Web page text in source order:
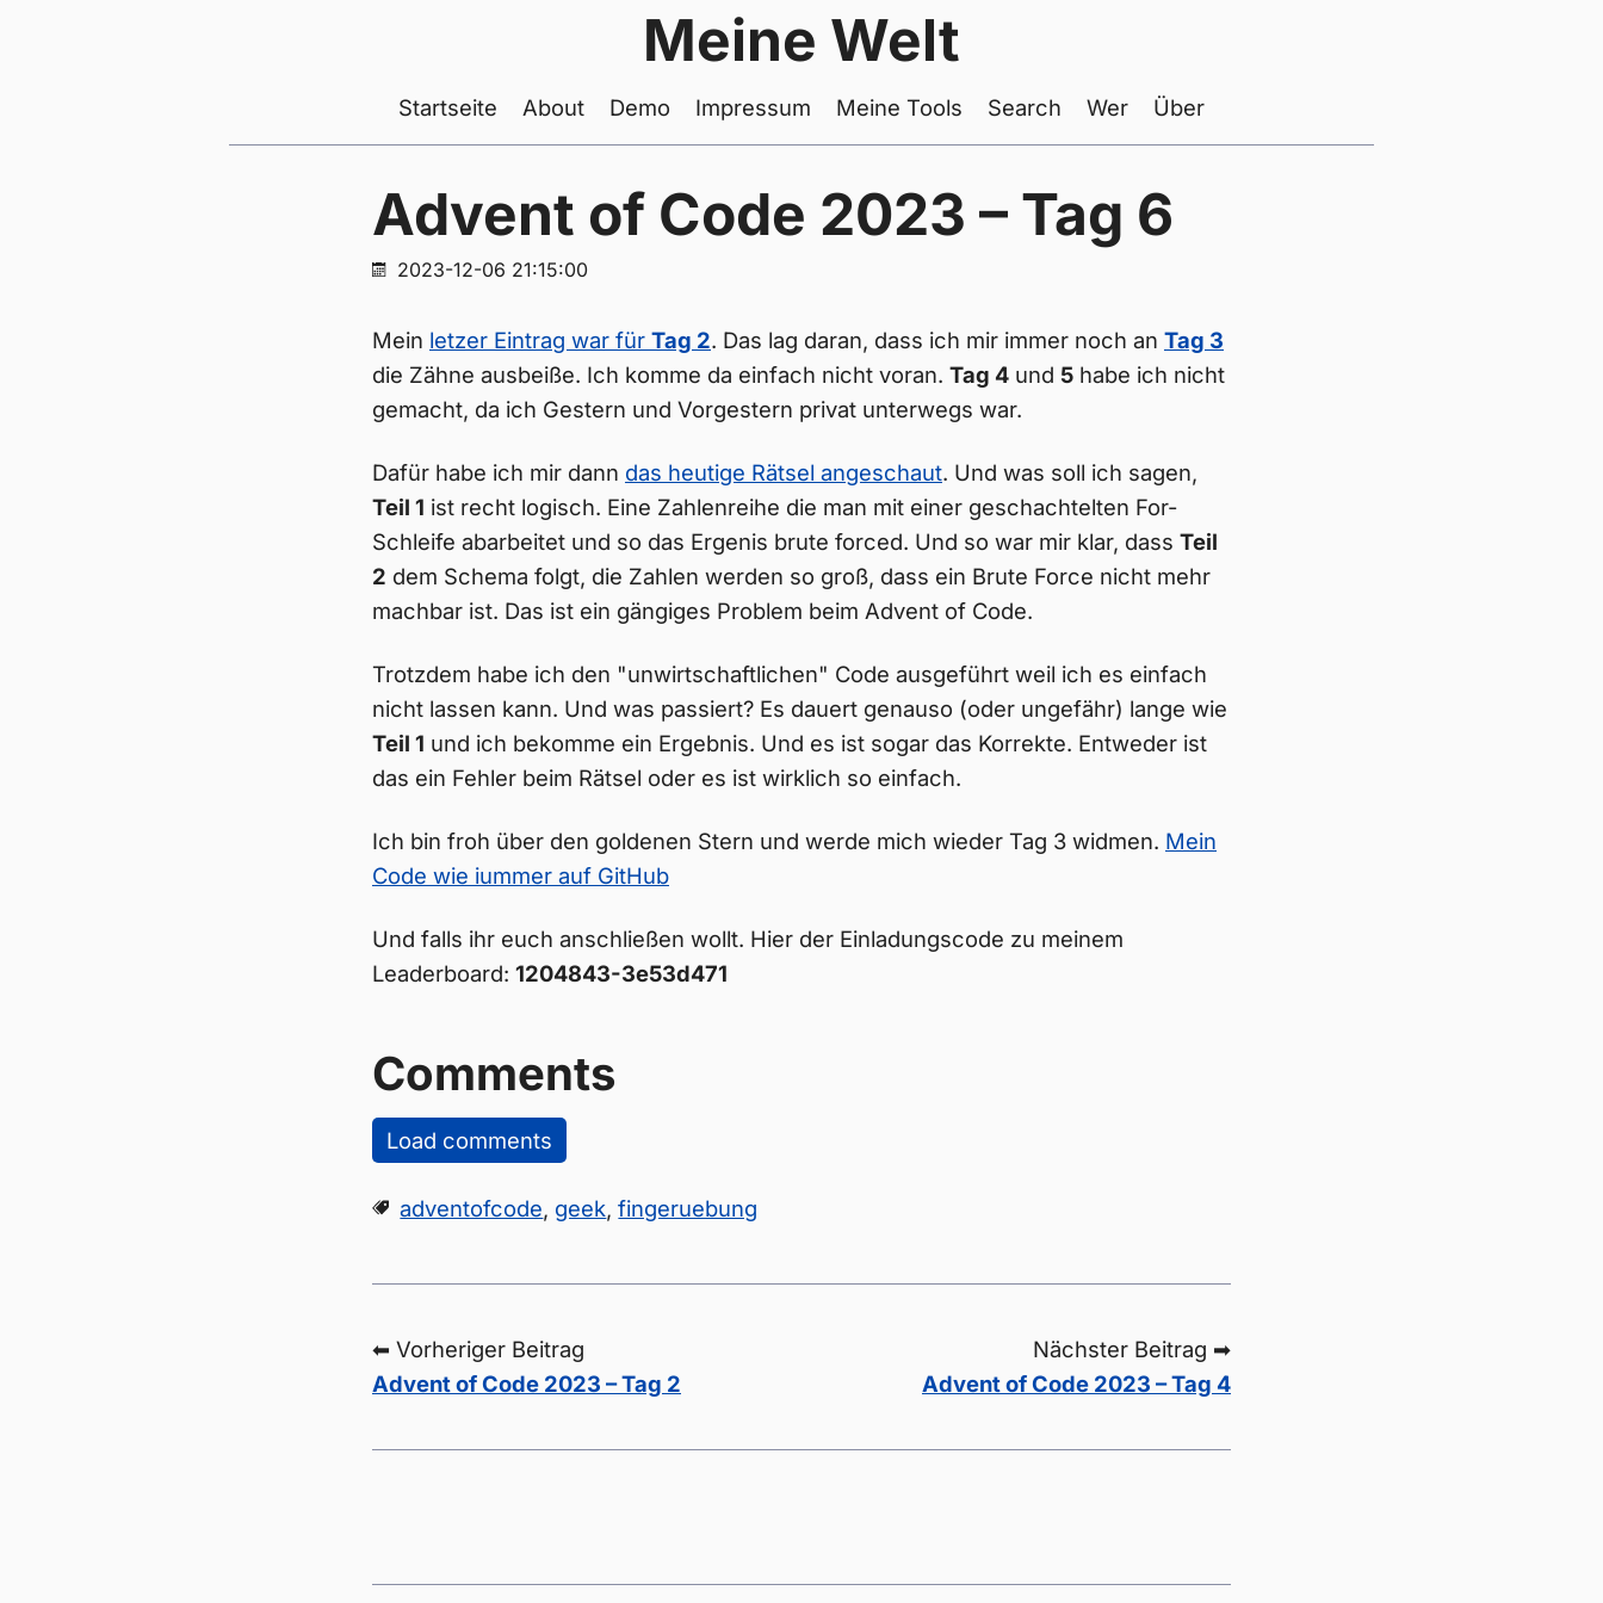
Meine Welt
Startseite About Demo Impressum Meine Tools Search Wer Über
Advent of Code 2023 – Tag 6
2023-12-06 21:15:00
Mein letzer Eintrag war für Tag 2. Das lag daran, dass ich mir immer noch an Tag 3
die Zähne ausbeiße. Ich komme da einfach nicht voran. Tag 4 und 5 habe ich nicht
gemacht, da ich Gestern und Vorgestern privat unterwegs war.
Dafür habe ich mir dann das heutige Rätsel angeschaut. Und was soll ich sagen,
Teil 1 ist recht logisch. Eine Zahlenreihe die man mit einer geschachtelten For-
Schleife abarbeitet und so das Ergenis brute forced. Und so war mir klar, dass Teil
2 dem Schema folgt, die Zahlen werden so groß, dass ein Brute Force nicht mehr
machbar ist. Das ist ein gängiges Problem beim Advent of Code.
Trotzdem habe ich den "unwirtschaftlichen" Code ausgeführt weil ich es einfach
nicht lassen kann. Und was passiert? Es dauert genauso (oder ungefähr) lange wie
Teil 1 und ich bekomme ein Ergebnis. Und es ist sogar das Korrekte. Entweder ist
das ein Fehler beim Rätsel oder es ist wirklich so einfach.
Ich bin froh über den goldenen Stern und werde mich wieder Tag 3 widmen. Mein
Code wie iummer auf GitHub
Und falls ihr euch anschließen wollt. Hier der Einladungscode zu meinem
Leaderboard: 1204843-3e53d471
Comments
Load comments
adventofcode, geek,fingeruebung
⬅ Vorheriger Beitrag
Advent of Code 2023 – Tag 2
Nächster Beitrag ➡
Advent of Code 2023 – Tag 4